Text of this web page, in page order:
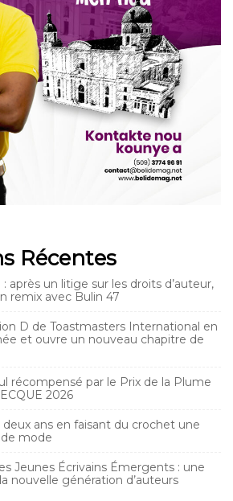
Récentes
: après un litige sur les droits d’auteur,
remix avec Bulin 47
D de Toastmasters International en
et ouvre un nouveau chapitre de
récompensé par le Prix de la Plume
2026
ans en faisant du crochet une
mode
Jeunes Écrivains Émergents : une
nouvelle génération d’auteurs